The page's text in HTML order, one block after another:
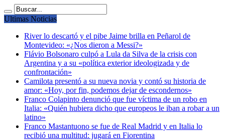
Ultimas Noticias
River lo descartó y el pibe Jaime brilla en Peñarol de
Montevideo: «¿Nos dieron a Messi?»
Flávio Bolsonaro culpó a Lula da Silva de la crisis con
Argentina y a su «política exterior ideologizada y de
confrontación»
Camilota presentó a su nueva novia y contó su historia de
amor: «Hoy, por fin, podemos dejar de escondernos»
Franco Colapinto denunció que fue víctima de un robo en
Italia: «Quién hubiera dicho que europeos le iban a robar a un
latino»
Franco Mastantuono se fue de Real Madrid y en Italia lo
recibió una multitud: jugará en Fiorentina